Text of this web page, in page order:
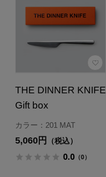
THE DINNER KNIFE
Gift box
カラー：201 MAT
5,060円 （税込）
0.0（0）